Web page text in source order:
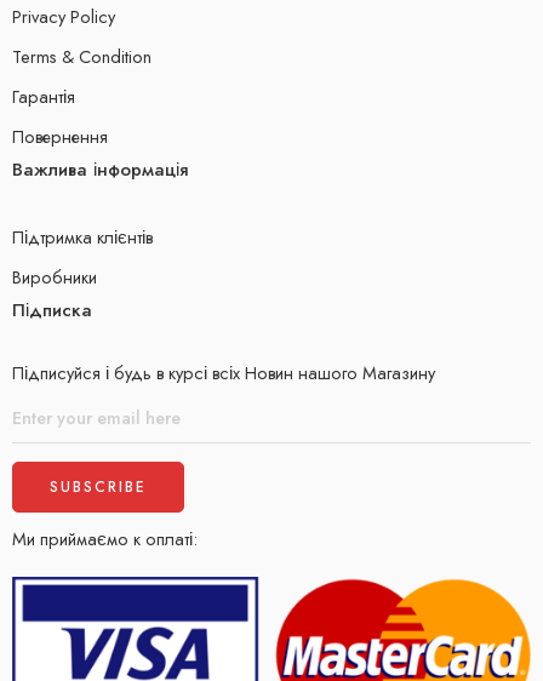
Privacy Policy
Terms & Condition
Гарантія
Повернення
Важлива інформація
Підтримка клієнтів
Виробники
Підписка
Підписуйся і будь в курсі всіх Новин нашого Магазину
Ми приймаємо к оплаті: